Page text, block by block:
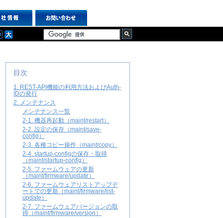
目次
1. REST-API機能の利用方法およびAuth-
IDの発行
2. メンテナンス
メンテナンス一覧
2-1. 機器再起動（maint/restart）
2-2. 設定の保存（maint/save-
config）
2-3. 各種コピー操作（maint/copy）
2-4. startup-configの保存・取得
（maint/startup-config）
2-5. ファームウェアの更新
（maint/firmware/update）
2-6. ファームウェアリストアップデ
ートでの更新（maint/firmware/list-
update）
2-7. ファームウェアバージョンの取
得（maint/firmware/version）